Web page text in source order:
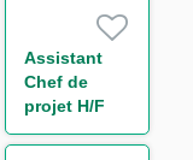
Assistant
Chef de
projet H/F